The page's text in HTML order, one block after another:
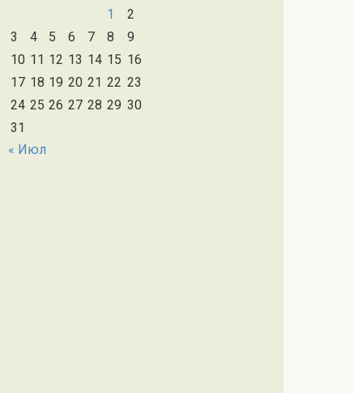
1
2
3
4 5 6 7 8
9
10 11 12 13 14 15 16
17 18 19 20 21 22 23
24 25 26 27 28 29 30
31
« Июл